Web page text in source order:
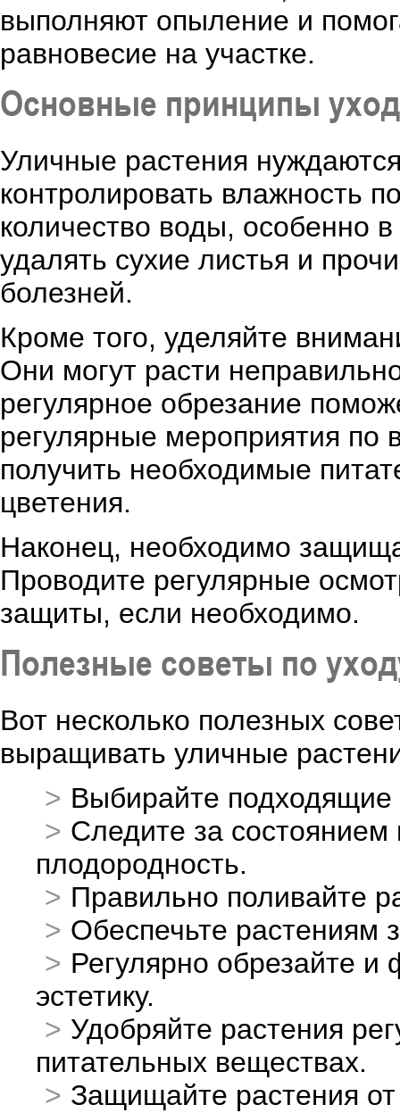
выполняют опыление и
равновесие на участке.
Основные принципы
Уличные растения
контролировать влажность
количество воды, особенно
удалять сухие листья и
болезней.
Кроме того, уделяйте
Они могут расти
регулярное обрезание
регулярные мероприятия по
получить необходимые
цветения.
Наконец, необходимо
Проводите регулярные
защиты, если необходимо.
Полезные советы по
Вот несколько полезных
выращивать уличные
Выбирайте подходящие
Следите за
плодородность.
Правильно поливайте
Обеспечьте растениям
Регулярно обрезайте и
эстетику.
Удобряйте растения
питательных веществах.
Защищайте растения от